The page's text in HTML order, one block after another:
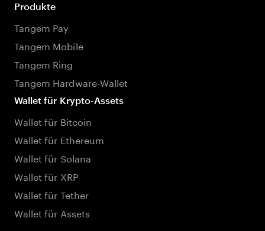
Produkte
Tangem Pay
Tangem Mobile
Tangem Ring
Tangem Hardware-Wallet
Wallet für Krypto-Assets
Wallet für Bitcoin
Wallet für Ethereum
Wallet für Solana
Wallet für XRP
Wallet für Tether
Wallet für Assets